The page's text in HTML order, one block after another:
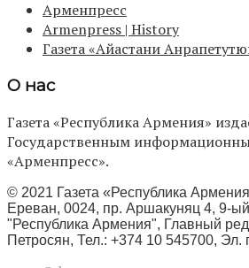
Арменпресс
Armenpress | History
Газета «Айастани
О нас
Газета «Республика Армения»
Государственным
«Арменпресс».
© 2021 Газета «Республика
Ереван, 0024, пр. Аршакуняц 4, 9-ый
"Республика Армения", Главный
Петросян, Тел.: +374 10 545700, Эл.